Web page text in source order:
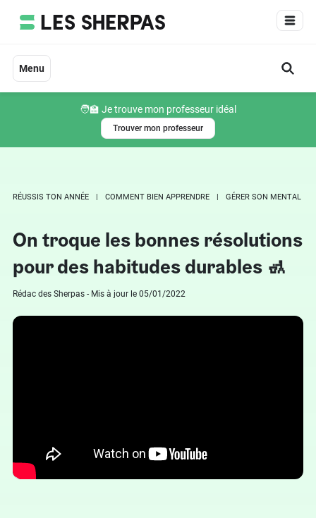
Menu
🧑‍🏫 Je trouve mon professeur idéal
Trouver mon professeur
RÉUSSIS TON ANNÉE COMMENT BIEN APPRENDRE GÉRER SON MENTAL
On troque les bonnes résolutions
pour des habitudes durables 🚮
Rédac des Sherpas - Mis à jour le 05/01/2022